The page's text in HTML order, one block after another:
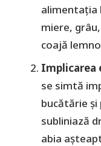
alimentația
miere,
coajă
Implicarea
se simtă
bucătărie
subliniază
abia